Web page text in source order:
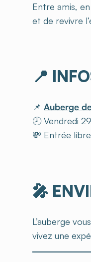
Entre amis,
et de revivre
📍
📌 Auberge
🕗 Vendredi
💸 Entrée libre
🎤
L’auberge
vivez une